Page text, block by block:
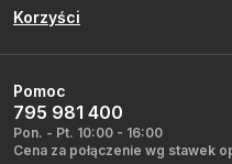
Korzyści
Pomoc
795 981 400
Pon. - Pt. 10:00 - 16:00
Cena za połączenie wg stawek